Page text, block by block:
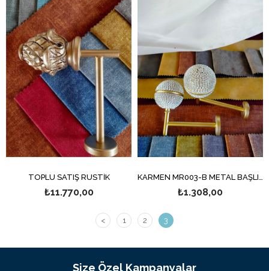
TOPLU SATIŞ RUSTİK
₺11.770,00
KARMEN MR003-B METAL BAŞLIKLI RENSO
₺1.308,00
< 1 2 3
Size Özel Kampanyalar